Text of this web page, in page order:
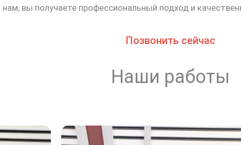
вы получаете профессиональный подход и
Позвонить сейчас
Наши работы